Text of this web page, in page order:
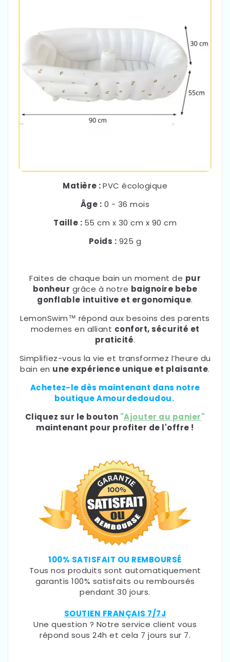
Matière :PVC écologique
Âge : 0 - 36 mois
Taille : 55 cm x 30 cm x 90 cm
Poids : 925 g
Faites de chaque bain un moment de pur
bonheur grâce à notre baignoire bebe
gonflable intuitive et ergonomique.
LemonSwim™ répond aux besoins des parents
modernes en alliant confort, sécurité et
praticité.
Simplifiez-vous la vie et transformez l’heure du
bain en une expérience unique et plaisante.
Achetez-le dès maintenant dans notre
boutique Amourdedoudou.
Cliquez sur le bouton "Ajouter au panier"
maintenant pour profiter de l'offre !
100% SATISFAIT OU REMBOURSÉ
Tous nos produits sont automatiquement
garantis 100% satisfaits ou remboursés
pendant 30 jours.
SOUTIEN FRANÇAIS 7/7J
Une question ? Notre service client vous
répond sous 24h et cela 7 jours sur 7.